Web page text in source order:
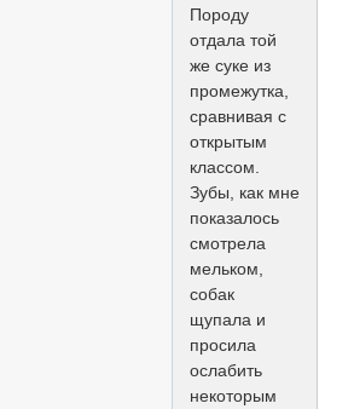
Породу
отдала той
же суке из
промежутка,
сравнивая с
открытым
классом.
Зубы, как мне
показалось
смотрела
мельком,
собак
щупала и
просила
ослабить
некоторым